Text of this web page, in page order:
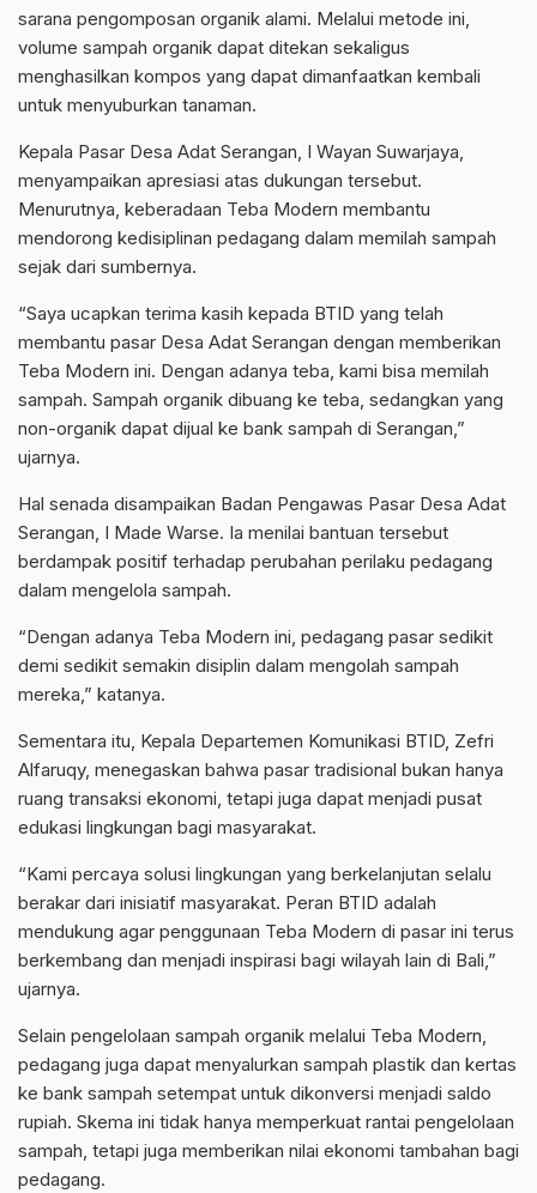
sarana pengomposan organik alami. Melalui metode ini,
volume sampah organik dapat ditekan sekaligus
menghasilkan kompos yang dapat dimanfaatkan kembali
untuk menyuburkan tanaman.
Kepala Pasar Desa Adat Serangan, I Wayan Suwarjaya,
menyampaikan apresiasi atas dukungan tersebut.
Menurutnya, keberadaan Teba Modern membantu
mendorong kedisiplinan pedagang dalam memilah sampah
sejak dari sumbernya.
“Saya ucapkan terima kasih kepada BTID yang telah
membantu pasar Desa Adat Serangan dengan memberikan
Teba Modern ini. Dengan adanya teba, kami bisa memilah
sampah. Sampah organik dibuang ke teba, sedangkan yang
non-organik dapat dijual ke bank sampah di Serangan,”
ujarnya.
Hal senada disampaikan Badan Pengawas Pasar Desa Adat
Serangan, I Made Warse. Ia menilai bantuan tersebut
berdampak positif terhadap perubahan perilaku pedagang
dalam mengelola sampah.
“Dengan adanya Teba Modern ini, pedagang pasar sedikit
demi sedikit semakin disiplin dalam mengolah sampah
mereka,” katanya.
Sementara itu, Kepala Departemen Komunikasi BTID, Zefri
Alfaruqy, menegaskan bahwa pasar tradisional bukan hanya
ruang transaksi ekonomi, tetapi juga dapat menjadi pusat
edukasi lingkungan bagi masyarakat.
“Kami percaya solusi lingkungan yang berkelanjutan selalu
berakar dari inisiatif masyarakat. Peran BTID adalah
mendukung agar penggunaan Teba Modern di pasar ini terus
berkembang dan menjadi inspirasi bagi wilayah lain di Bali,”
ujarnya.
Selain pengelolaan sampah organik melalui Teba Modern,
pedagang juga dapat menyalurkan sampah plastik dan kertas
ke bank sampah setempat untuk dikonversi menjadi saldo
rupiah. Skema ini tidak hanya memperkuat rantai pengelolaan
sampah, tetapi juga memberikan nilai ekonomi tambahan bagi
pedagang.